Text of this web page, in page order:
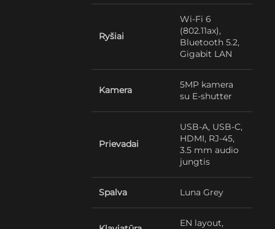
Ryšiai
Wi-Fi 6
(802.11ax),
Bluetooth 5.2,
Gigabit LAN
Kamera
5MP kamera
su E-shutter
Prievadai
USB-A, USB-C,
HDMI, RJ-45,
3.5 mm audio
jungtis
Spalva Luna Grey
EN layout,